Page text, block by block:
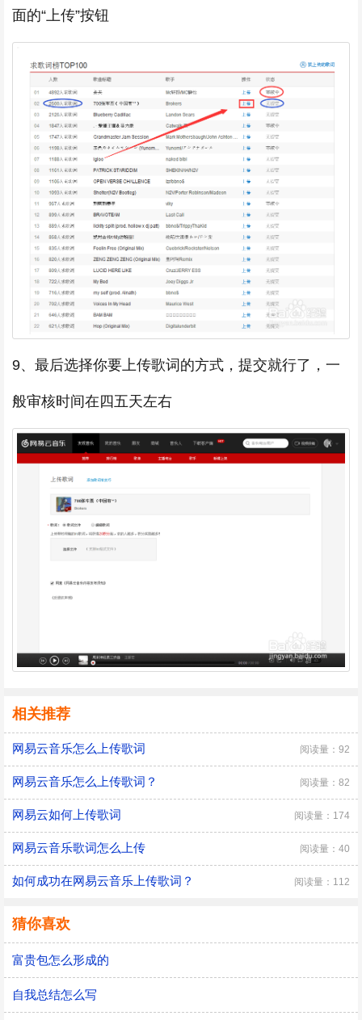
面的“上传”按钮
9、最后选择你要上传歌词的方式，提交就行了，一
般审核时间在四五天左右
相关推荐
网易云音乐怎么上传歌词 阅读量：92
网易云音乐怎么上传歌词？ 阅读量：82
网易云如何上传歌词 阅读量：174
网易云音乐歌词怎么上传 阅读量：40
如何成功在网易云音乐上传歌词？ 阅读量：112
猜你喜欢
富贵包怎么形成的
自我总结怎么写